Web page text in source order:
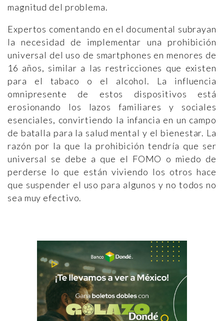
magnitud del problema.
Expertos comentando en el documental subrayan
la necesidad de implementar una prohibición
universal del uso de smartphones en menores de
16 años, similar a las restricciones que existen
para el tabaco o el alcohol. La influencia
omnipresente de estos dispositivos está
erosionando los lazos familiares y sociales
esenciales, convirtiendo la infancia en un campo
de batalla para la salud mental y el bienestar. La
razón por la que la prohibición tendría que ser
universal se debe a que el FOMO o miedo de
perderse lo que están viviendo los otros hace
que suspender el uso para algunos y no todos no
sea muy efectivo.